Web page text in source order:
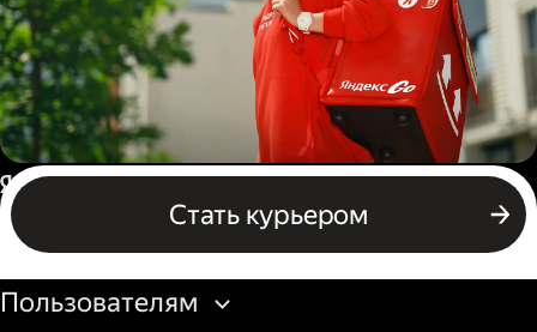
Пеший курьер
Стать курьером
Россия
Бизнесу
Пользователям